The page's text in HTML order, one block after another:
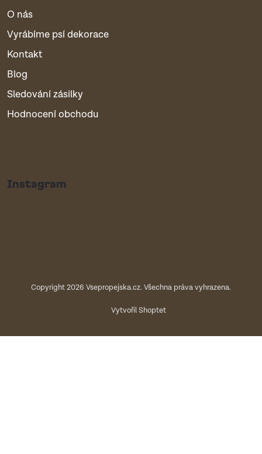
O nás
Vyrábíme psí dekorace
Kontakt
Blog
Sledování zásilky
Hodnocení obchodu
Instagram
Vytvořil Shoptet
Copyright 2026 Vsepropejska.cz. Všechna práva vyhrazena.